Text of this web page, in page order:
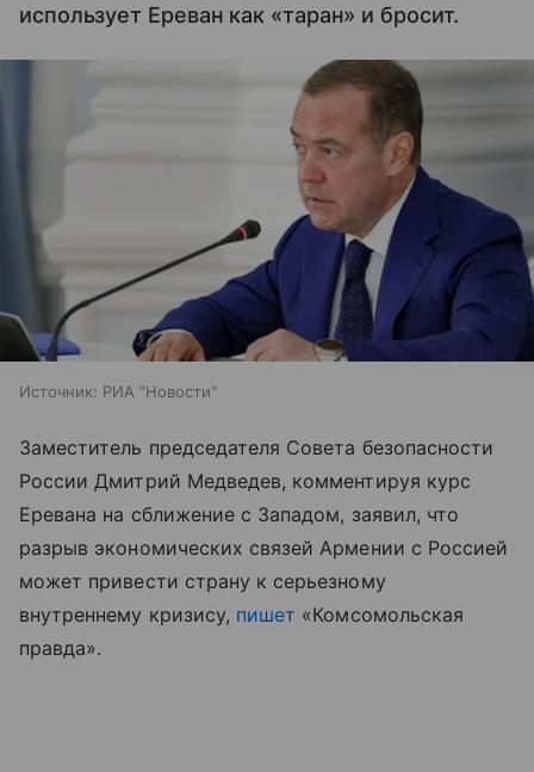
использует Ереван как «таран» и бросит.
Источник: РИА "Новости"
Заместитель председателя Совета безопасности
России Дмитрий Медведев, комментируя курс
Еревана на сближение с Западом, заявил, что
разрыв экономических связей Армении с Россией
может привести страну к серьезному
внутреннему кризису, пишет «Комсомольская
правда».